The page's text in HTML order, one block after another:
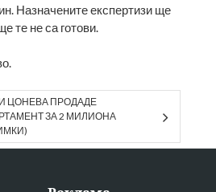
Назначените експертизи ще
те не са готови.
ЦОНЕВА ПРОДАДЕ
ЗА 2 МИЛИОНА